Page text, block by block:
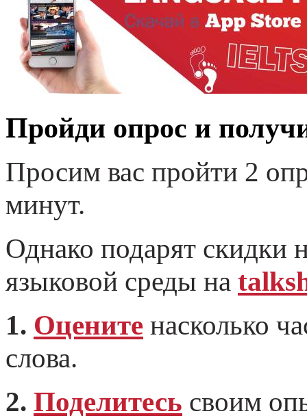
Пройди опрос и
Просим вас пройти 2
минут.
Однако подарят скидки
языковой среды на
1. Оцените насколько
слова.
2. Поделитесь своим